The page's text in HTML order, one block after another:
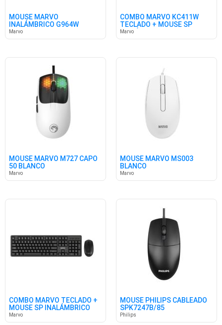
MOUSE MARVO
INALÁMBRICO G964W
BLANCO
Marvo
COMBO MARVO KC411W
TECLADO + MOUSE SP
INALÁMBRICO
Marvo
MOUSE MARVO M727 CAPO
50 BLANCO
Marvo
MOUSE MARVO MS003
BLANCO
Marvo
COMBO MARVO TECLADO +
MOUSE SP INALÁMBRICO
Marvo
MOUSE PHILIPS CABLEADO
SPK7247B/85
Philips